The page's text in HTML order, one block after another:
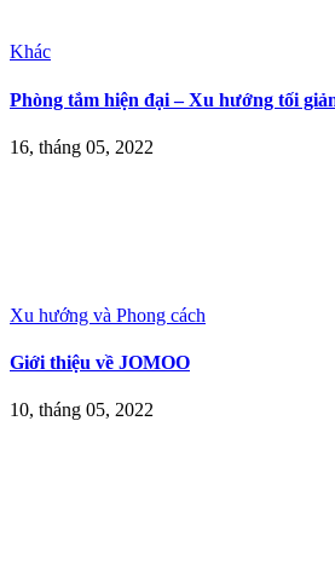
Khác
Phòng tắm hiện đại – Xu hướng tối
16, tháng 05, 2022
Xu hướng và Phong cách
Giới thiệu về JOMOO
10, tháng 05, 2022